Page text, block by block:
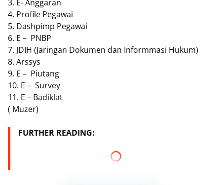
3. E- Anggaran
4. Profile Pegawai
5. Dashpimp Pegawai
6. E – PNBP
7. JDIH (Jaringan Dokumen dan Informmasi Hukum)
8. Arssys
9. E – Piutang
10. E – Survey
11. E – Badiklat
( Muzer)
FURTHER READING: